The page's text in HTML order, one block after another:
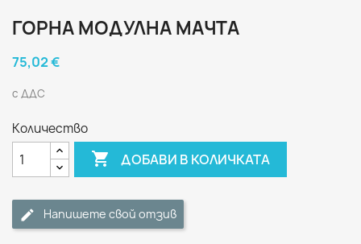
ГОРНА МОДУЛНА МАЧТА
75,02 €
с ДДС
Количество
 ДОБАВИ В КОЛИЧКАТА
Напишете свой отзив